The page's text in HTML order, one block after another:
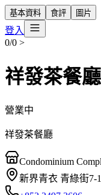
基本資料 食評 圖片
登入
0/0 >
祥發茶餐廳
營業中
祥發茶餐廳
Condominium
新界青衣 青綠街7-